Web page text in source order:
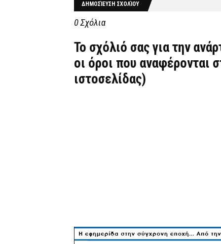
ΔΗΜΟΣΊΕΥΣΗ ΣΧΟΛΊΟΥ
0 Σχόλια
Το σχόλιό σας για την
οι όροι που αναφέρονται
ιστοσελίδας)